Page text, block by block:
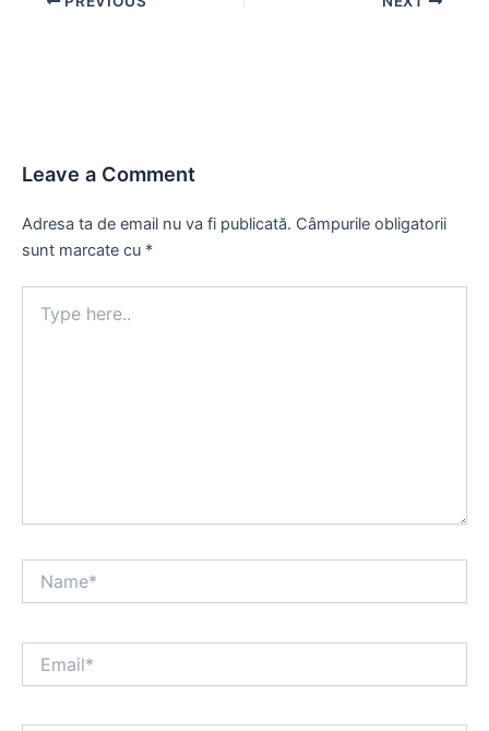
Leave a Comment
Adresa ta de email nu va fi publicată. Câmpurile obligatorii
sunt marcate cu *
here..